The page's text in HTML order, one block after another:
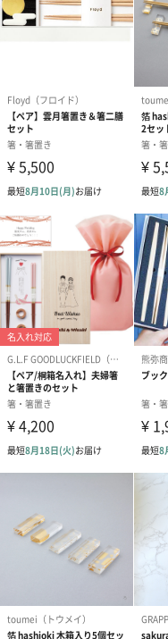
写真付きメッセージカ
ード（680円）
ラッピング
ギフトラッピングを施して
リボン付きバッグ（クリー
XL（350円）
包装紙
ラッピングを施してお届け